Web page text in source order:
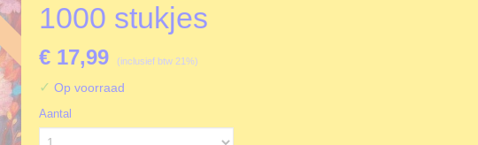
1000 stukjes
€ 17,99 (inclusief btw 21%)
✓ Op voorraad
Aantal